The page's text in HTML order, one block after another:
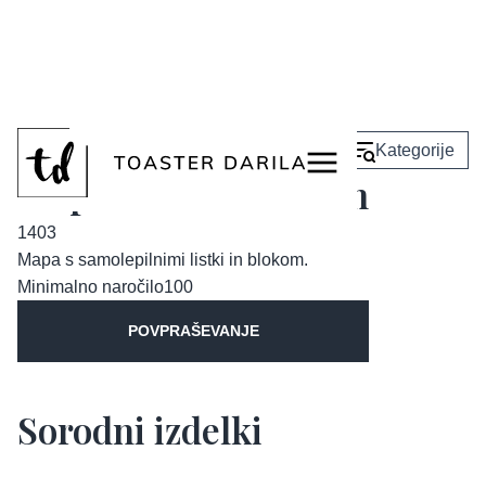
Nazaj Kategorije
Mapa Massive Action
1403
Mapa s samolepilnimi listki in blokom.
Minimalno naročilo100
POVPRAŠEVANJE
Sorodni izdelki